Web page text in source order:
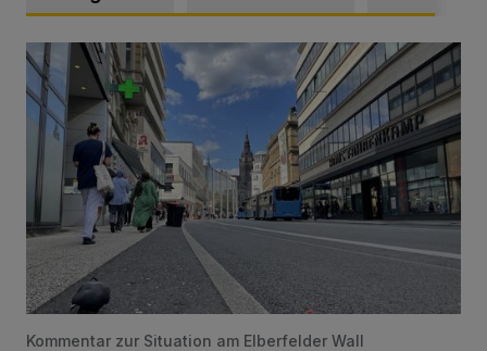
Ein Unzustand und Skandal
Kommentar zur Situation am Elberfelder Wall